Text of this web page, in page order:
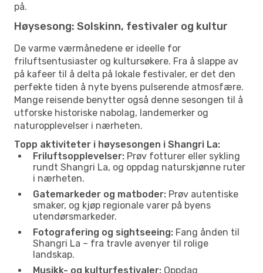
på.
Høysesong: Solskinn, festivaler og kultur
De varme værmånedene er ideelle for
friluftsentusiaster og kultursøkere. Fra å slappe av
på kafeer til å delta på lokale festivaler, er det den
perfekte tiden å nyte byens pulserende atmosfære.
Mange reisende benytter også denne sesongen til å
utforske historiske nabolag, landemerker og
naturopplevelser i nærheten.
Topp aktiviteter i høysesongen i Shangri La:
Friluftsopplevelser: Prøv fotturer eller sykling
rundt Shangri La, og oppdag naturskjønne ruter
i nærheten.
Gatemarkeder og matboder: Prøv autentiske
smaker, og kjøp regionale varer på byens
utendørsmarkeder.
Fotografering og sightseeing: Fang ånden til
Shangri La – fra travle avenyer til rolige
landskap.
Musikk- og kulturfestivaler: Oppdag